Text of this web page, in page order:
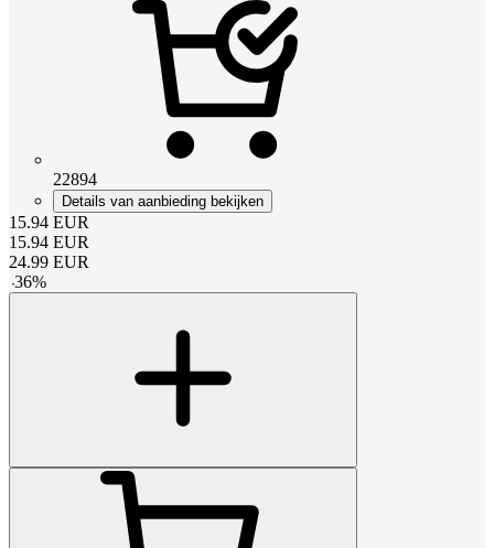
22894
Details van aanbieding bekijken
15.94 EUR
15.94 EUR
24.99 EUR
-36%